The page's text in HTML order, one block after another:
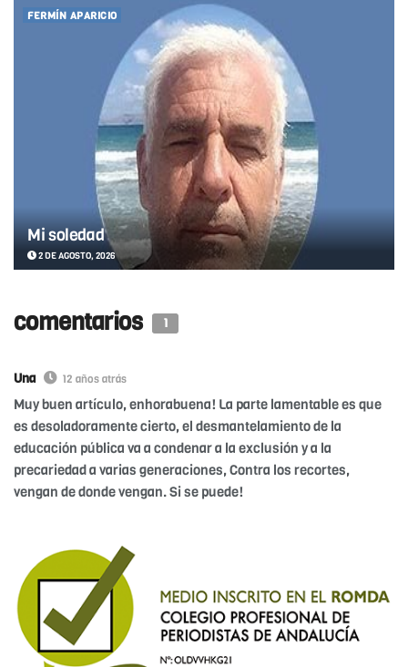
FERMÍN APARICIO
Mi soledad
2 DE AGOSTO, 2026
comentarios 1
Una 12 años atrás
Muy buen artículo, enhorabuena! La parte lamentable es que
es desoladoramente cierto, el desmantelamiento de la
educación pública va a condenar a la exclusión y a la
precariedad a varias generaciones, Contra los recortes,
vengan de donde vengan. Si se puede!